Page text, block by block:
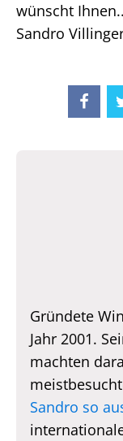
wünscht
Sandro
Gründete
Jahr 2001.
machten
Sandro so